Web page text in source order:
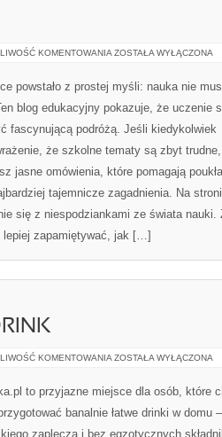
KOMENTOWANIA MEDYCYNA
ZOSTAŁA WYŁĄCZONA
powstało z prostej myśli: nauka nie
blog edukacyjny pokazuje, że uczenie
fascynującą podróżą. Jeśli kiedykolwiek
że szkolne tematy są zbyt
jasne omówienia, które pomagają
tajemnicze zagadnienia. Na
się z niespodziankami ze świata nauki.
lepiej zapamiętywać, jak […]
KOMENTOWANIA PRZEPISY
DRINK
ZOSTAŁA WYŁĄCZONA
to przyjazne miejsce dla osób, które
banalnie łatwe drinki w domu
zaplecza i bez egzotycznych